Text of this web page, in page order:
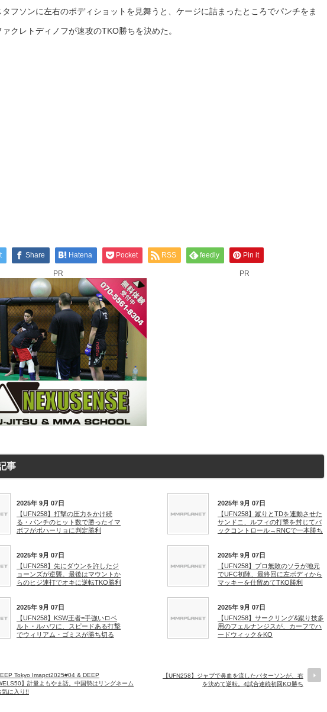
タフソンに左右のボディショットを見舞うと、ケージに詰まったところでパンチをま
ァクレトディノフが速攻のTKO勝ちを決めた。
Share Hatena Pocket RSS feedly Pin it
PR PR
事
2025年 9月 07日
【UFN258】打撃の圧力をかけ続
る・パンチのヒット数で勝ったイマ
ボフがボハーリョに判定勝利
2025年 9月 07日
【UFN258】蹴りとTDを連動させた
サンドニ、ルフィの打撃を封じてバ
ックコントロール→RNCで一本勝ち
2025年 9月 07日
【UFN258】先にダウンを許したジ
ョーンズが逆襲。最後はマウントか
らのヒジ連打でオキに逆転TKO勝利
2025年 9月 07日
【UFN258】プロ無敗のソラが地元
でUFC初陣、最終回に左ボディから
マッキーを仕留めてTKO勝利
2025年 9月 07日
【UFN258】KSW王者=手強いロベ
ルト・ルハワに、スピードある打撃
でウィリアム・ゴミスが勝ち切る
2025年 9月 07日
【UFN258】サークリング&蹴り技多
用のフェルナンジスが、カーフでハ
ードウィックをKO
Tokyo Imapct2025#04 & DEEP
】計量よもやま話。中国勢はリングネーム
気に入り!!
【UFN258】ジャブで鼻血を流したパターソンが、右
を決めて逆転。4試合連続初回KO勝ち